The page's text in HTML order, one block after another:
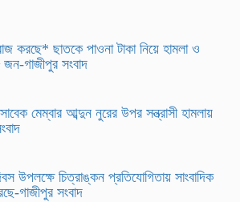
করছে* ছাতকে পাওনা টাকা নিয়ে হামলা ও
গাজীপুর সংবাদ
মেম্বার আব্দুন নুরের উপর সন্ত্রাসী হামলায়
উপলক্ষে চিত্রাঙ্কন প্রতিযোগিতায় সাংবাদিক
গাজীপুর সংবাদ